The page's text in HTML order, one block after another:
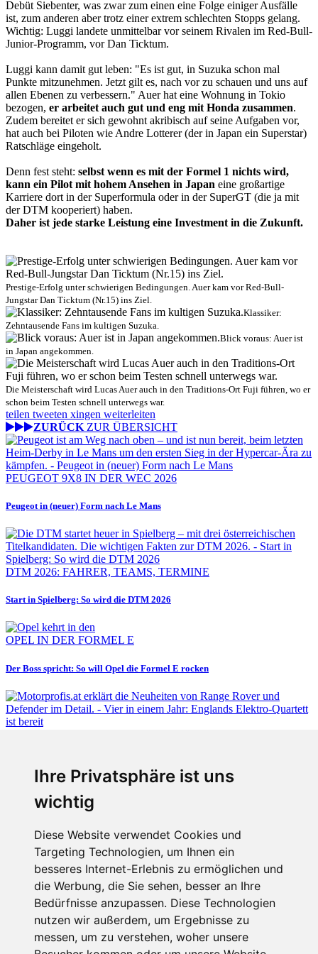
Ihre Privatsphäre ist uns
wichtig
Diese Website verwendet Cookies und
Targeting Technologien, um Ihnen ein
besseres Internet-Erlebnis zu ermöglichen und
die Werbung, die Sie sehen, besser an Ihre
Bedürfnisse anzupassen. Diese Technologien
nutzen wir außerdem, um Ergebnisse zu
messen, um zu verstehen, woher unsere
Debüt Siebenter, was zwar zum einen eine Folge einiger Ausfälle
ist, zum anderen aber trotz einer extrem schlechten Stopps gelang.
Wichtig: Luggi landete unmittelbar vor seinem Rivalen im Red-Bull-
Junior-Programm, vor Dan Ticktum.
Luggi kann damit gut leben: "Es ist gut, in Suzuka schon mal
Punkte mitzunehmen. Jetzt gilt es, nach vor zu schauen und uns auf
allen Ebenen zu verbessern." Auer hat eine Wohnung in Tokio
bezogen, er arbeitet auch gut und eng mit Honda zusammen.
Zudem bereitet er sich gewohnt akribisch auf seine Aufgaben vor,
hat auch bei Piloten wie Andre Lotterer (der in Japan ein Superstar)
Ratschläge eingeholt.
Denn fest steht: selbst wenn es mit der Formel 1 nichts wird,
kann ein Pilot mit hohem Ansehen in Japan eine großartige
Karriere dort in der Superformula oder in der SuperGT (die ja mit
der DTM kooperiert) haben.
Daher ist jede starke Leistung eine Investment in die Zukunft.
Prestige-Erfolg unter schwierigen Bedingungen. Auer kam vor Red-Bull-
Jungstar Dan Ticktum (Nr.15) ins Ziel.
Klassiker:
Zehntausende Fans im kultigen Suzuka.
Blick voraus: Auer ist
in Japan angekommen.
Die Meisterschaft wird Lucas Auer auch in den Traditions-Ort Fuji führen, wo er
schon beim Testen schnell unterwegs war.
teilen tweeten xingen weiterleiten
ZURÜCK ZUR ÜBERSICHT
PEUGEOT 9X8 IN DER WEC 2026
Peugeot in (neuer) Form nach Le Mans
DTM 2026: FAHRER, TEAMS, TERMINE
Start in Spielberg: So wird die DTM 2026
OPEL IN DER FORMEL E
Der Boss spricht: So will Opel die Formel E rocken
Vier in einem Jahr: Englands Elektro-Quartett ist bereit
Fabian Steiner
Auto heißt Auto: Wie man die Klimaanlage bedient (und wie nicht)
Menschen in Bewegung